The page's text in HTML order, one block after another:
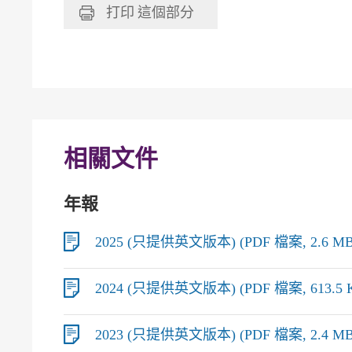
打印 這個部分
相關文件
年報
2025 (只提供英文版本) (PDF 檔案, 2.6
2024 (只提供英文版本) (PDF 檔案, 613.5
2023 (只提供英文版本) (PDF 檔案, 2.4